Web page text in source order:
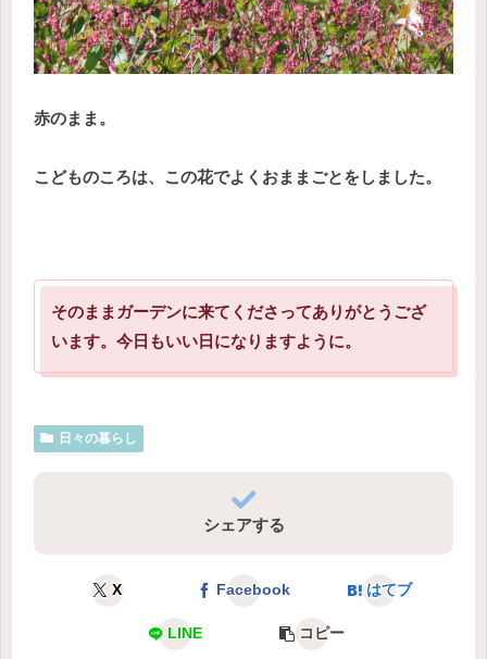
赤のまま。
こどものころは、この花でよくおままごとをしました。
そのままガーデンに来てくださってありがとうござ
います。今日もいい日になりますように。
日々の暮らし
シェアする
X Facebook はてブ
LINE コピー